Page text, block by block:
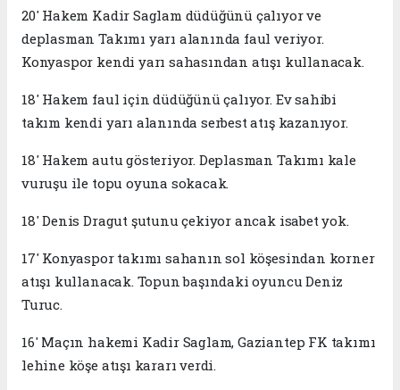
20' Hakem Kadir Saglam düdüğünü çalıyor ve
deplasman Takımı yarı alanında faul veriyor.
Konyaspor kendi yarı sahasından atışı kullanacak.
18' Hakem faul için düdüğünü çalıyor. Ev sahibi
takım kendi yarı alanında serbest atış kazanıyor.
18' Hakem autu gösteriyor. Deplasman Takımı kale
vuruşu ile topu oyuna sokacak.
18' Denis Dragut şutunu çekiyor ancak isabet yok.
17' Konyaspor takımı sahanın sol köşesindan korner
atışı kullanacak. Topun başındaki oyuncu Deniz
Turuc.
16' Maçın hakemi Kadir Saglam, Gaziantep FK takımı
lehine köşe atışı kararı verdi.